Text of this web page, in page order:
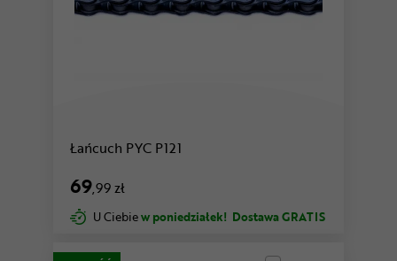
Łańcuch PYC P121
69,99 zł
U Ciebiew poniedziałek! Dostawa GRATIS